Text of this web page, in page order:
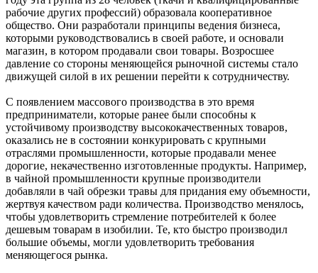
рабочие других профессий) образовала кооперативное
общество. Они разработали принципы ведения бизнеса,
которыми руководствовались в своей работе, и основали
магазин, в котором продавали свои товары. Возросшее
давление со стороны меняющейся рыночной системы стало
движущей силой в их решении перейти к сотрудничеству.
С появлением массового производства в это время
предприниматели, которые ранее были способны к
устойчивому производству высококачественных товаров,
оказались не в состоянии конкурировать с крупными
отраслями промышленности, которые продавали менее
дорогие, некачественно изготовленные продукты. Например,
в чайной промышленности крупные производители
добавляли в чай обрезки травы для придания ему объемности,
жертвуя качеством ради количества. Производство менялось,
чтобы удовлетворить стремление потребителей к более
дешевым товарам в изобилии. Те, кто быстро производил
большие объемы, могли удовлетворить требования
меняющегося рынка.